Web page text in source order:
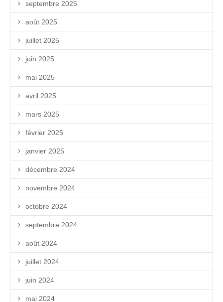
septembre 2025
août 2025
juillet 2025
juin 2025
mai 2025
avril 2025
mars 2025
février 2025
janvier 2025
décembre 2024
novembre 2024
octobre 2024
septembre 2024
août 2024
juillet 2024
juin 2024
mai 2024